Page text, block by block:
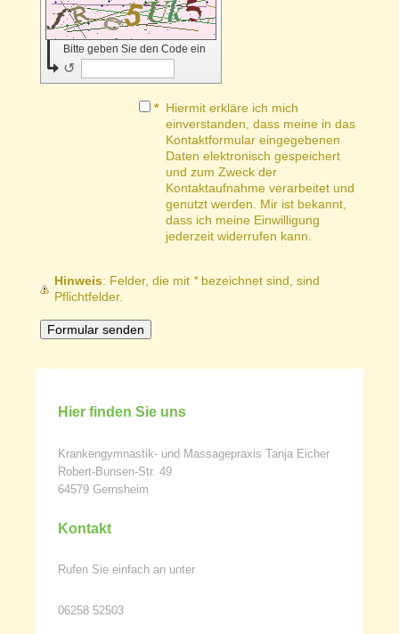
Bitte geben Sie den Code ein
↺
* Hiermit erkläre ich mich
einverstanden, dass meine in das
Kontaktformular eingegebenen
Daten elektronisch gespeichert
und zum Zweck der
Kontaktaufnahme verarbeitet und
genutzt werden. Mir ist bekannt,
dass ich meine Einwilligung
jederzeit widerrufen kann.
Hinweis : Felder, die mit *bezeichnet sind, sind
Pflichtfelder.
Hier finden Sie uns
Krankengymnastik- und Massagepraxis Tanja Eicher
Robert-Bunsen-Str. 49
64579 Gernsheim
Kontakt
Rufen Sie einfach an unter
06258 52503